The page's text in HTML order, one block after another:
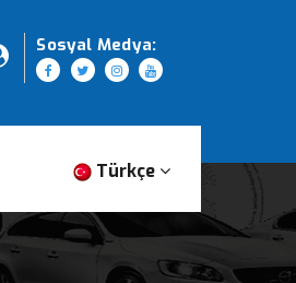
Sosyal Medya:
Türkçe